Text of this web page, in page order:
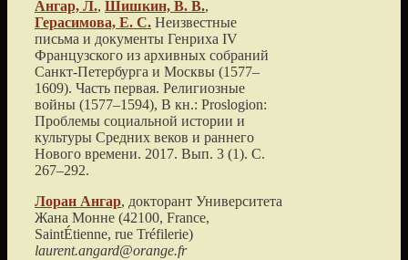
Ангар, Л., Шишкин, В. В.,
Герасимова, Е. С. Неизвестные
письма и документы Генриха IV
Французского из архивных собраний
Санкт-Петербурга и Москвы (1577–
1609). Часть первая. Религиозные
войны (1577–1594), В кн.: Proslogion:
Проблемы социальной истории и
культуры Средних веков и раннего
Нового времени. 2017. Вып. 3 (1). С.
267–292.
Лоран Ангар, докторант Университета
Жана Монне (42100, France,
SaintÉtienne, rue Tréfilerie)
laurent.angard@orange.fr